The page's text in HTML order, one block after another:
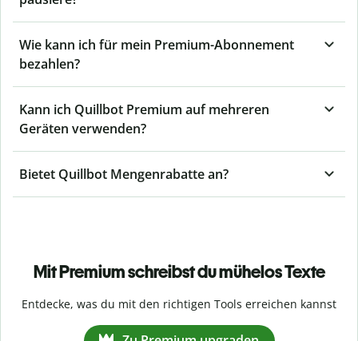
Wie kann ich für mein Premium-Abonnement
bezahlen?
Kann ich Quillbot Premium auf mehreren
Geräten verwenden?
Bietet Quillbot Mengenrabatte an?
Mit Premium schreibst du mühelos Texte
Entdecke, was du mit den richtigen Tools erreichen kannst